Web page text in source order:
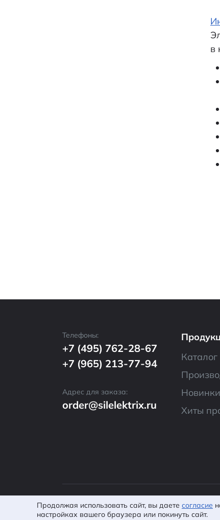
в
Телефоны:
+7 (495) 762-28-67
+7 (965) 213-77-94
Адрес для заказа:
order@silelektrix.ru
Каталог
Новинки
Хиты
Электроникс»
Политика
соглашение
Продолжая использовать сайт, вы даете согласие
настройках вашего браузера или покинуть сайт.